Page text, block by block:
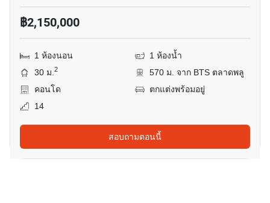
฿2,150,000
1 ห้องนอน
1 ห้องน้ำ
30 ม.2
570 ม. จาก BTS ตลาดพลู
คอนโด
ตกแต่งพร้อมอยู่
14
สอบถามตอนนี้